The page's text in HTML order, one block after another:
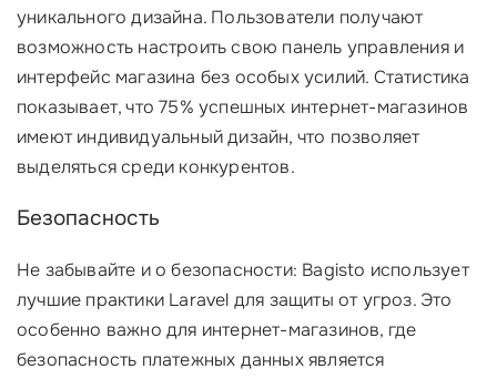
уникального дизайна. Пользователи получают
возможность настроить свою панель управления и
интерфейс магазина без особых усилий. Статистика
показывает, что 75% успешных интернет-магазинов
имеют индивидуальный дизайн, что позволяет
выделяться среди конкурентов.
Безопасность
Не забывайте и о безопасности: Bagisto использует
лучшие практики Laravel для защиты от угроз. Это
особенно важно для интернет-магазинов, где
безопасность платежных данных является